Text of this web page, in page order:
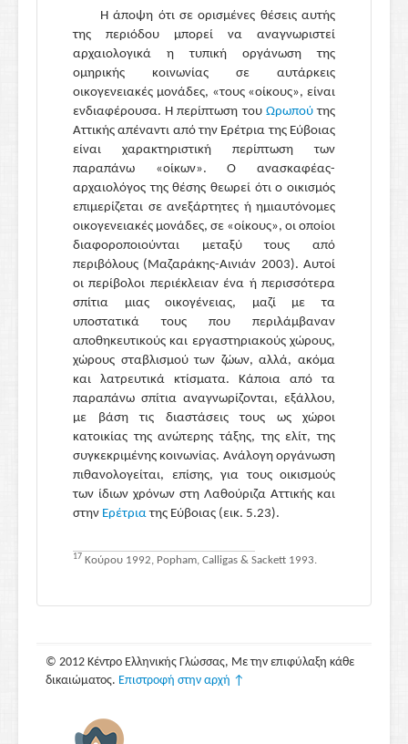
Η άποψη ότι σε ορισμένες θέσεις αυτής
της περιόδου μπορεί να αναγνωριστεί
αρχαιολογικά η τυπική οργάνωση της
ομηρικής κοινωνίας σε αυτάρκεις
οικογενειακές μονάδες, «τους «οίκους», είναι
ενδιαφέρουσα. Η περίπτωση του Ωρωπούτης
Αττικής απέναντι από την Ερέτρια της Εύβοιας
είναι χαρακτηριστική περίπτωση των
παραπάνω «οίκων». Ο ανασκαφέας-
αρχαιολόγος της θέσης θεωρεί ότι ο οικισμός
επιμερίζεται σε ανεξάρτητες ή ημιαυτόνομες
οικογενειακές μονάδες, σε «οίκους», οι οποίοι
διαφοροποιούνται μεταξύ τους από
περιβόλους (Μαζαράκης-Αινιάν 2003). Αυτοί
οι περίβολοι περιέκλειαν ένα ή περισσότερα
σπίτια μιας οικογένειας, μαζί με τα
υποστατικά τους που περιλάμβαναν
αποθηκευτικούς και εργαστηριακούς χώρους,
χώρους σταβλισμού των ζώων, αλλά, ακόμα
και λατρευτικά κτίσματα. Κάποια από τα
παραπάνω σπίτια αναγνωρίζονται, εξάλλου,
με βάση τις διαστάσεις τους ως χώροι
κατοικίας της ανώτερης τάξης, της ελίτ, της
συγκεκριμένης κοινωνίας. Ανάλογη οργάνωση
πιθανολογείται, επίσης, για τους οικισμούς
των ίδιων χρόνων στη Λαθούριζα Αττικής και
στην Ερέτριατης Εύβοιας (εικ. 5.23).
17 Κούρου 1992, Popham, Calligas & Sackett 1993.
© 2012 Κέντρο Ελληνικής Γλώσσας, Με την επιφύλαξη κάθε
δικαιώματος. Επιστροφή στην αρχή ↑